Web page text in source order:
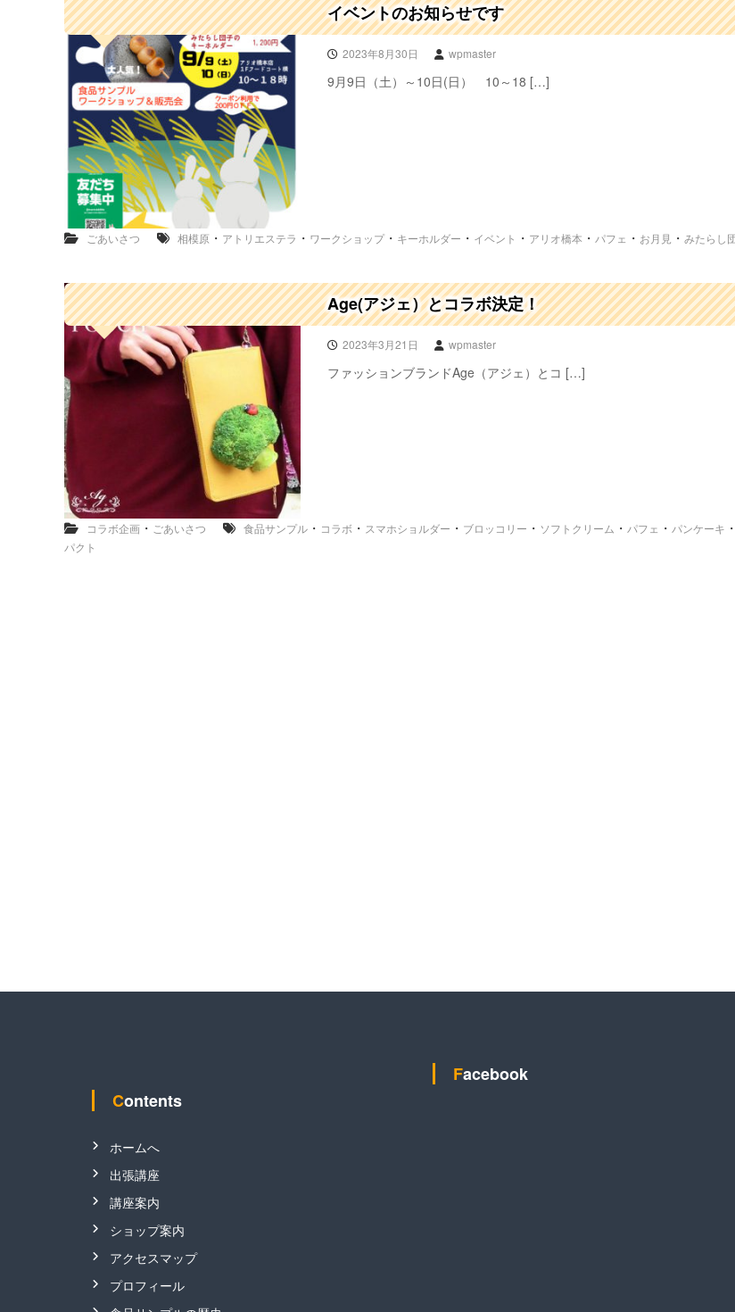
イベントのお知らせです
2023年8月30日 wpmaster
9月9日（土）～10日(日） 10～18 […]
ごあいさつ 相模原 ・ アトリエステラ ・ ワークショップ ・ キーホルダー ・ イベント ・ アリオ橋本 ・ パフェ ・ お月見 ・ みたらし
Age(アジェ）とコラボ決定！
2023年3月21日 wpmaster
ファッションブランドAge（アジェ）とコ […]
コラボ企画 ・ ごあいさつ 食品サンプル ・ コラボ ・ スマホショルダー ・ ブロッコリー ・ ソフトクリーム ・ パフェ ・ パンケーキ ・
パクト
Contents
ホームへ
出張講座
講座案内
ショップ案内
アクセスマップ
プロフィール
Facebook